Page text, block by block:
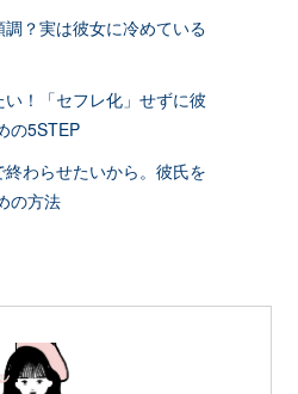
？実は彼女に冷めている
！「セフレ化」せずに彼
の5STEP
わらせたいから。彼氏を
の方法